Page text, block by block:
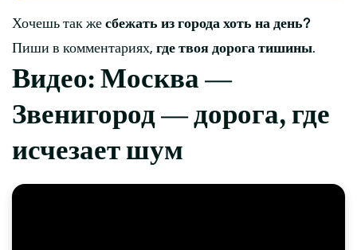
Хочешь так же сбежать из города хоть на день?
Пиши в комментариях, где твоя дорога тишины.
Видео: Москва —
Звенигород — дорога, где
исчезает шум